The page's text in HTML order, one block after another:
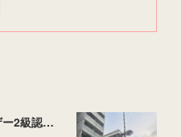
【ご感想】整理収納アドバイザー2級認定講座